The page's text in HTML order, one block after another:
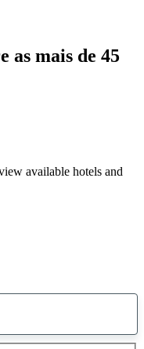
as mais de 45
available hotels and